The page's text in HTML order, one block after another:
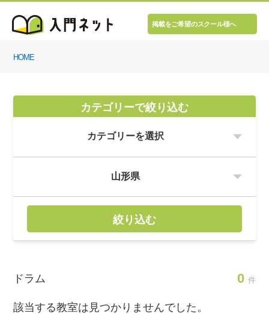
掲載をご希望のスクール様へ
HOME
カテゴリーで絞り込む
絞り込む
ドラム 0 件
該当する教室は見つかりませんでした。